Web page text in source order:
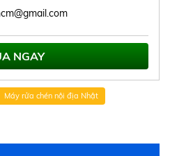
NGAY
Máy rửa chén nội địa Nhật